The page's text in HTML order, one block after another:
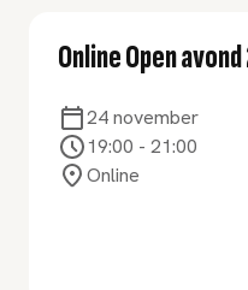
Online Open
24 november
19:00 - 21:00
Online